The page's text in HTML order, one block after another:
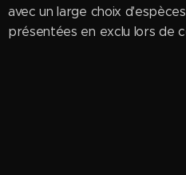
avec un large choix
présentées en exclu lors de